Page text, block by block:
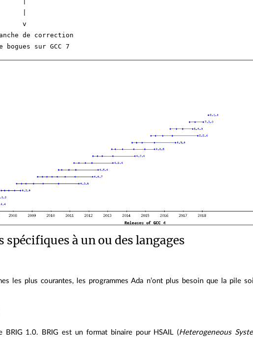
|
v
de correction
spécifiques à un ou des langages
les plus courantes, les programmes Ada n’ont plus besoin que la pile
BRIG 1.0. BRIG est un format binaire pour HSAIL (Heterogeneous